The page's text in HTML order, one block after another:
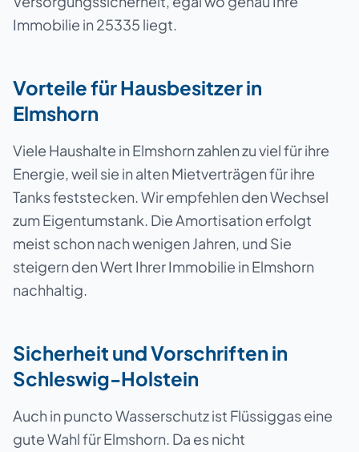
Immobilie in 25335 liegt.
Vorteile für Hausbesitzer in
Elmshorn
Viele Haushalte in Elmshorn zahlen zu viel für ihre
Energie, weil sie in alten Mietverträgen für ihre
Tanks feststecken. Wir empfehlen den Wechsel
zum Eigentumstank. Die Amortisation erfolgt
meist schon nach wenigen Jahren, und Sie
steigern den Wert Ihrer Immobilie in Elmshorn
nachhaltig.
Sicherheit und Vorschriften in
Schleswig-Holstein
Auch in puncto Wasserschutz ist Flüssiggas eine
gute Wahl für Elmshorn. Da es nicht